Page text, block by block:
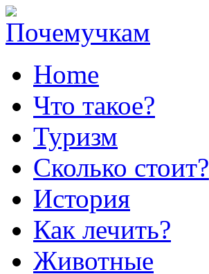
Home
Что такое?
Туризм
Сколько стоит?
История
Как лечить?
Животные